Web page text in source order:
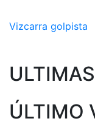
Vizcarra golpista
ÚLTIMO